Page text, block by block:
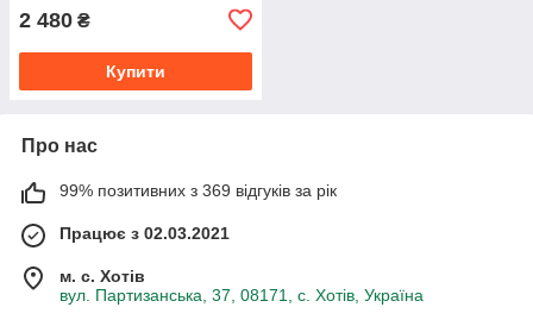
2 480 ₴
Купити
Про нас
99% позитивних з 369 відгуків за рік
Працює з 02.03.2021
м. с. Хотів
вул. Партизанська, 37, 08171, с. Хотів, Україна